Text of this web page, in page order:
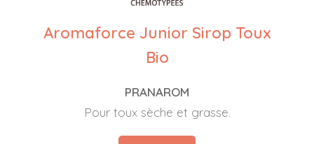
Aromaforce Junior Sirop Toux
Bio
PRANAROM
Pour toux sèche et grasse.